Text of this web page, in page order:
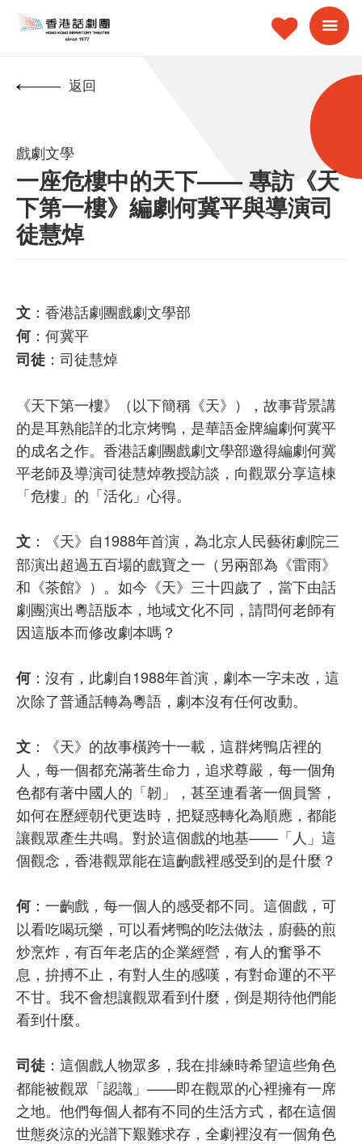
返回
戲劇文學
一座危樓中的天下—— 專訪《天
下第一樓》編劇何冀平與導演司
徒慧焯
文 ：香港話劇團戲劇文學部
何：何冀平
司徒 ：司徒慧焯
《天下第一樓》（以下簡稱《天》），故事背景講
的是耳熟能詳的北京烤鴨，是華語金牌編劇何冀平
的成名之作。香港話劇團戲劇文學部邀得編劇何冀
平老師及導演司徒慧焯教授訪談，向觀眾分享這棟
「危樓」的「活化」心得。
文 ：《天》自1988年首演，為北京人民藝術劇院三
部演出超過五百場的戲寶之一（另兩部為《雷雨》
和《茶館》）。如今《天》三十四歲了，當下由話
劇團演出粵語版本，地域文化不同，請問何老師有
因這版本而修改劇本嗎？
何：沒有，此劇自1988年首演，劇本一字未改，這
次除了普通話轉為粵語，劇本沒有任何改動。
文 ：《天》的故事橫跨十一載，這群烤鴨店裡的
人，每一個都充滿著生命力，追求尊嚴，每一個角
色都有著中國人的「韌」，甚至連看著一個員警，
如何在歷經朝代更迭時，把疑惑轉化為順應，都能
讓觀眾產生共鳴。對於這個戲的地基——「人」這
個觀念，香港觀眾能在這齣戲裡感受到的是什麼？
何：一齣戲，每一個人的感受都不同。這個戲，可
以看吃喝玩樂，可以看烤鴨的吃法做法，廚藝的煎
炒烹炸，有百年老店的企業經營，有人的奮爭不
息，拚搏不止，有對人生的感嘆，有對命運的不平
不甘。我不會想讓觀眾看到什麼，倒是期待他們能
看到什麼。
司徒 ：這個戲人物眾多，我在排練時希望這些角色
都能被觀眾「認識」——即在觀眾的心裡擁有一席
之地。他們每個人都有不同的生活方式，都在這個
世態炎涼的光譜下艱難求存，全劇裡沒有一個角色